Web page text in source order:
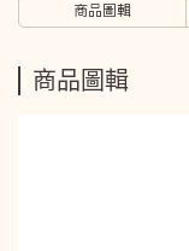
商品圖輯
商品圖輯